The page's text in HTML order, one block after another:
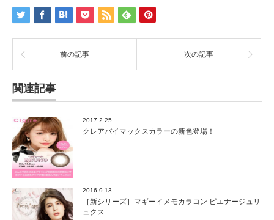
イ
ン
使
え
ス
ス
★
モ
テ
女
子
カ
ラ
コ
ン
前の記事 次の記事
関連記事
2017.2.25
クレアバイマックスカラーの新色登場！
2016.9.13
［新シリーズ］マギーイメモカラコン ピエナージュリ
ュクス